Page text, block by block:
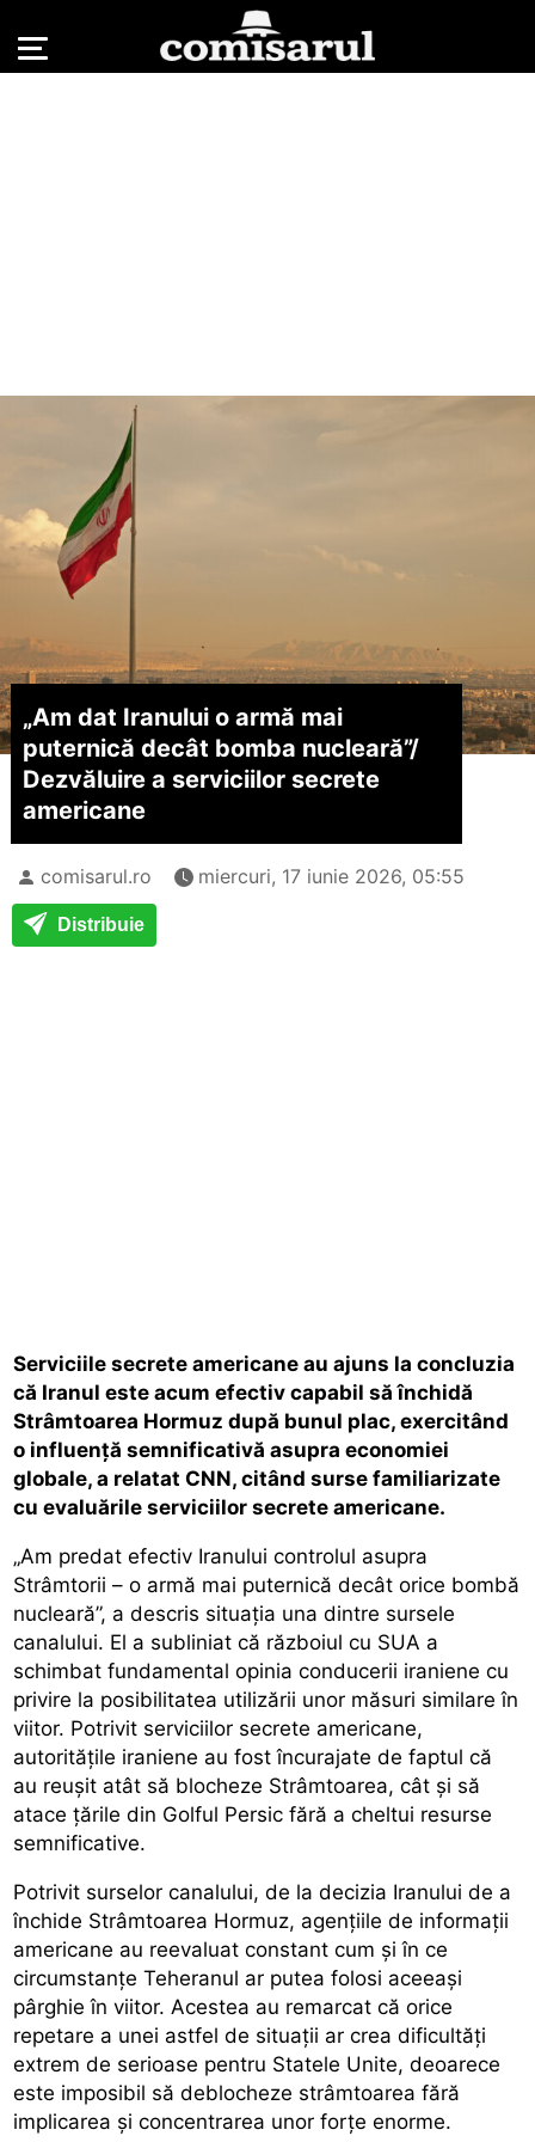
„Am dat Iranului o armă mai
puternică decât bomba nucleară”/
Dezvăluire a serviciilor secrete
americane
comisarul.ro miercuri, 17 iunie 2026, 05:55
Distribuie
Serviciile secrete americane au ajuns la concluzia
că Iranul este acum efectiv capabil să închidă
Strâmtoarea Hormuz după bunul plac, exercitând
o influență semnificativă asupra economiei
globale, a relatat CNN, citând surse familiarizate
cu evaluările serviciilor secrete americane.
„Am predat efectiv Iranului controlul asupra
Strâmtorii – o armă mai puternică decât orice bombă
nucleară”, a descris situația una dintre sursele
canalului. El a subliniat că războiul cu SUA a
schimbat fundamental opinia conducerii iraniene cu
privire la posibilitatea utilizării unor măsuri similare în
viitor. Potrivit serviciilor secrete americane,
autoritățile iraniene au fost încurajate de faptul că
au reușit atât să blocheze Strâmtoarea, cât și să
atace țările din Golful Persic fără a cheltui resurse
semnificative.
Potrivit surselor canalului, de la decizia Iranului de a
închide Strâmtoarea Hormuz, agențiile de informații
americane au reevaluat constant cum și în ce
circumstanțe Teheranul ar putea folosi aceeași
pârghie în viitor. Acestea au remarcat că orice
repetare a unei astfel de situații ar crea dificultăți
extrem de serioase pentru Statele Unite, deoarece
este imposibil să deblocheze strâmtoarea fără
implicarea și concentrarea unor forțe enorme.